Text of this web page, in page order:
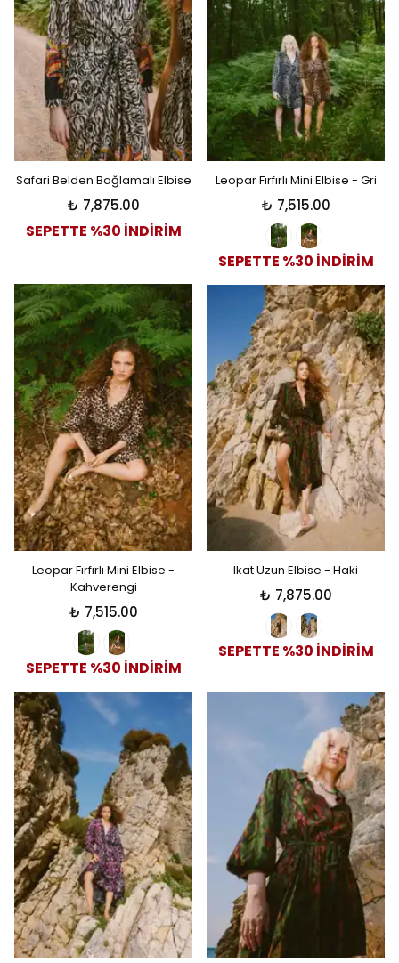
Safari Belden Bağlamalı Elbise
₺ 7,875.00
SEPETTE %30 İNDİRİM
Leopar Fırfırlı Mini Elbise - Gri
₺ 7,515.00
SEPETTE %30 İNDİRİM
Leopar Fırfırlı Mini Elbise -
Kahverengi
₺ 7,515.00
SEPETTE %30 İNDİRİM
Ikat Uzun Elbise - Haki
₺ 7,875.00
SEPETTE %30 İNDİRİM